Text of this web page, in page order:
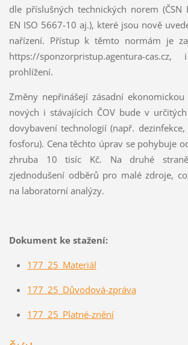
dle příslušných technických norem (ČSN
EN ISO 5667-10 aj.), které jsou nově
nařízení. Přístup k těmto normám je
https://sponzorpristup.agentura-
prohlížení.
Změny nepřinášejí zásadní ekonomickou
nových i stávajících ČOV bude v
dovybavení technologií (např.
fosforu). Cena těchto úprav se pohybuje
zhruba 10 tisíc Kč. Na druhé
zjednodušení odběrů pro malé zdroje,
na laboratorní analýzy.
Dokument ke stažení:
177_25_Materiál
177_25_Důvodová-zpráva
177_25_Platné-znění